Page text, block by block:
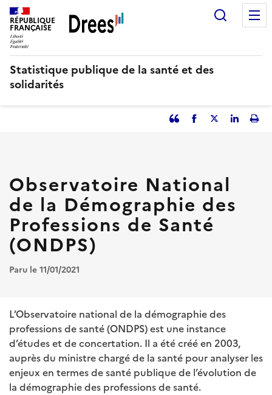
Aller
au
contenu
principal
RÉPUBLIQUE
FRANÇAISE
Statistique publique de la santé et des
solidarités
Partager
que
citation
Facebook
Partager
Partager
Observatoire National
de la Démographie des
Professions de Santé
(ONDPS)
Paru le 11/01/2021
L’Observatoire national de la démographie des
professions de santé (ONDPS) est une instance
d’études et de concertation. Il a été créé en 2003,
auprès du ministre chargé de la santé pour analyser les
enjeux en termes de santé publique de l’évolution de
la démographie des professions de santé.